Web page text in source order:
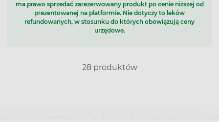
ma prawo sprzedać zarezerwowany produkt po cenie niższej od
prezentowanej na platformie. Nie dotyczy to leków
refundowanych, w stosunku do których obowiązują ceny
urzędowe.
28 produktów